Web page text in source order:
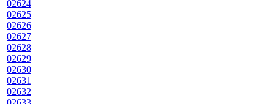
02624
02625
02626
02627
02628
02629
02630
02631
02632